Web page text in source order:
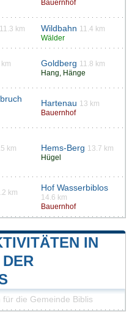
Bauernhof
11.3 km
Wildbahn 11.4 km
Wälder
km
Goldberg 11.8 km
Hang, Hänge
Hartenau 13 km
Bauernhof
km
Hems-Berg 13.7 km
Hügel
km
Hof Wasserbiblos
14.6 km
Bauernhof
IN
die Gemeinde Biblis